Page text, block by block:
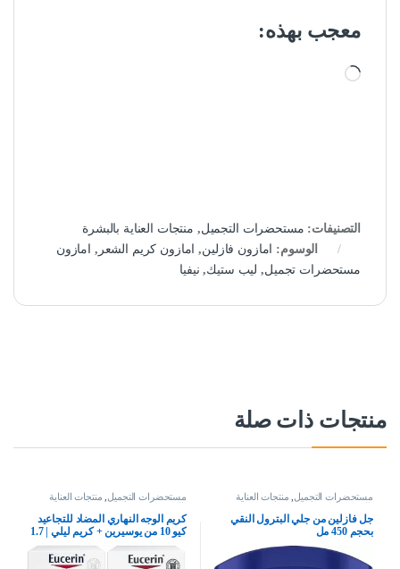
معجب بهذه:
جاري التحميل…
التصنيفات: مستحضرات التجميل, منتجات العناية بالبشرة
الوسوم: امازون فازلين, امازون كريم الشعر , امازون
مستحضرات تجميل, ليب ستيك, نيفيا
منتجات ذات صلة
مستحضرات التجميل منتجات العناية
بالبشرة
جل فازلين من جلي البترول النقي
بحجم 450 مل
مستحضرات التجميل منتجات العناية
بالبشرة
كريم الوجه النهاري المضاد للتجاعيد
كيو 10 من يوسيرين + كريم ليلي | 1.7
اونصة (عبوة من قطعتين)